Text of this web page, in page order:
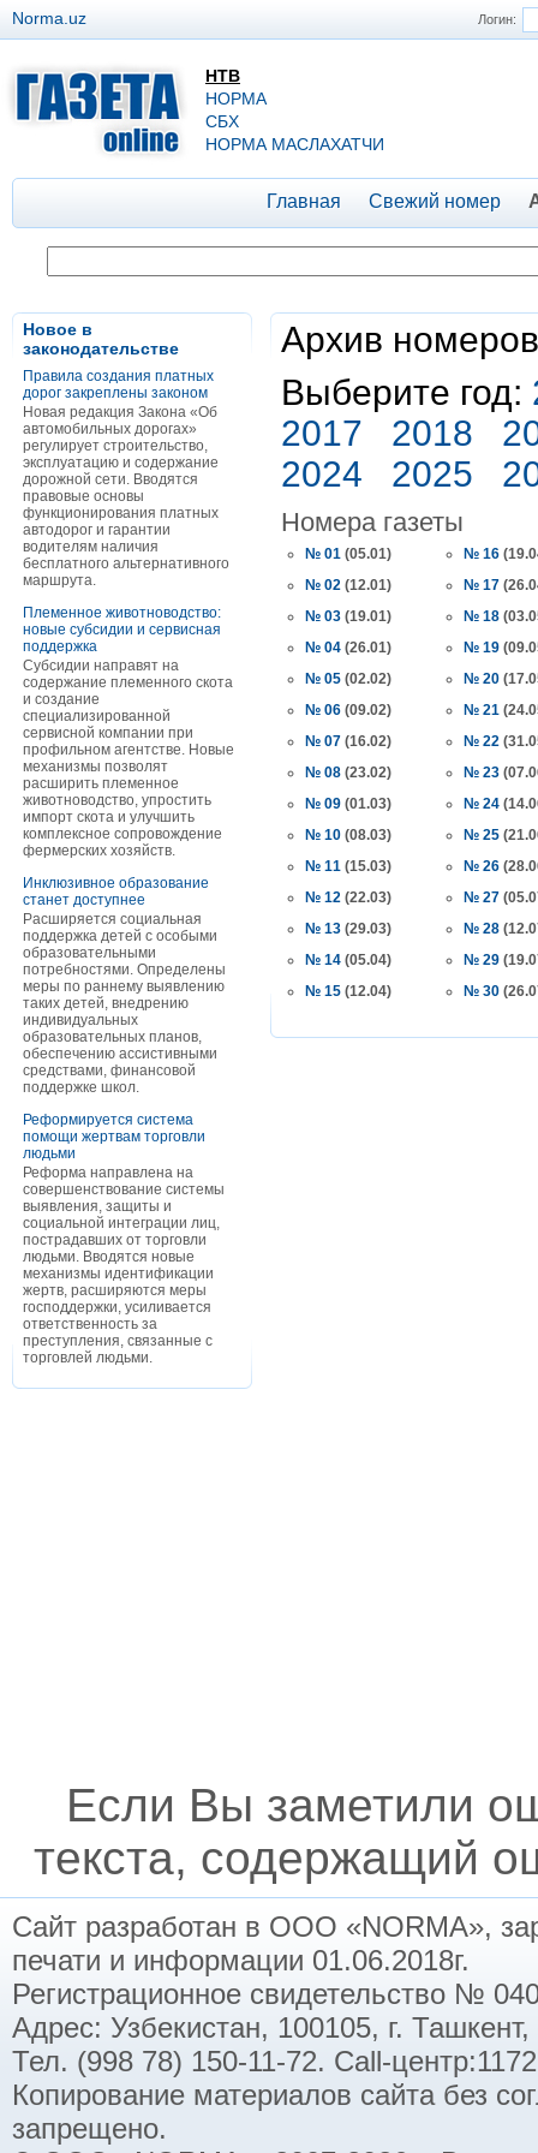
Логин:
Norma.uz
НТВ
НОРМА
СБХ
НОРМА МАСЛАХАТЧИ
Главная Свежий номер
Новое в
законодательстве
Правила создания платных
дорог закреплены законом
Новая редакция Закона «Об
автомобильных дорогах»
регулирует строительство,
эксплуатацию и содержание
дорожной сети. Вводятся
правовые основы
функционирования платных
автодорог и гарантии
водителям наличия
бесплатного альтернативного
маршрута.
Племенное животноводство:
новые субсидии и сервисная
поддержка
Субсидии направят на
содержание племенного скота
и создание
специализированной
сервисной компании при
профильном агентстве. Новые
механизмы позволят
расширить племенное
животноводство, упростить
импорт скота и улучшить
комплексное сопровождение
фермерских хозяйств.
Инклюзивное образование
станет доступнее
Расширяется социальная
поддержка детей с особыми
образовательными
потребностями. Определены
меры по раннему выявлению
таких детей, внедрению
индивидуальных
образовательных планов,
обеспечению ассистивными
средствами, финансовой
поддержке школ.
Реформируется система
помощи жертвам торговли
людьми
Реформа направлена на
совершенствование системы
выявления, защиты и
социальной интеграции лиц,
пострадавших от торговли
людьми. Вводятся новые
механизмы идентификации
жертв, расширяются меры
господдержки, усиливается
ответственность за
преступления, связанные с
торговлей людьми.
Архив
Выберите год:
2017
2018
2024
2025
Номера газеты
№ 01 (05.01)
№ 02 (12.01)
№ 03 (19.01)
№ 04 (26.01)
№ 05 (02.02)
№ 06 (09.02)
№ 07 (16.02)
№ 08 (23.02)
№ 09 (01.03)
№ 10 (08.03)
№ 11 (15.03)
№ 12 (22.03)
№ 13 (29.03)
№ 14 (05.04)
№ 15 (12.04)
№ 16
№ 17
№ 18
№ 19
№ 20
№ 21
№ 22
№ 23
№ 24
№ 25
№ 26
№ 27
№ 28
№ 29
№ 30
Если Вы заметили
текста, содержащий
Сайт разработан в ООО «NORMA»,
печати и информации 01.06.2018г.
Регистрационное свидетельство №
Адрес: Узбекистан, 100105, г.
Тел. (998 78) 150-11-72. Call-
Копирование материалов сайта без
запрещено.